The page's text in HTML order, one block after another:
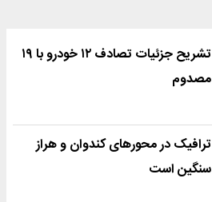
تشریح جزئیات تصادف ۱۲ خودرو با ۱۹
مصدوم
ترافیک در محورهای کندوان و هراز
سنگین است